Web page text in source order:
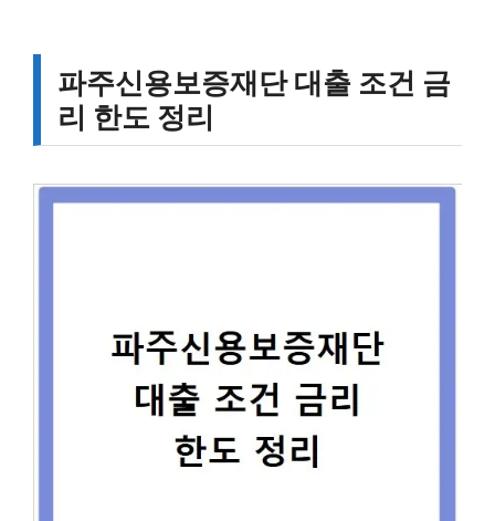
파주신용보증재단 대출 조건 금
리 한도 정리